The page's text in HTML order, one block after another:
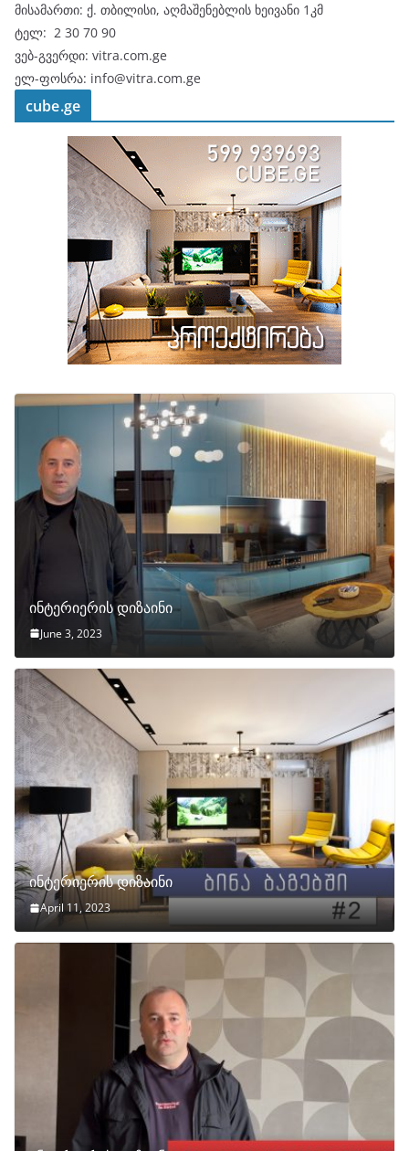
მისამართი: ქ. თბილისი, აღმაშენებლის ხეივანი 1კმ
ტელ: 2 30 70 90
ვებ-გვერდი: vitra.com.ge
ელ-ფოსრა: info@vitra.com.ge
cube.ge
ინტერიერის დიზაინი
June 3, 2023
ინტერიერის დიზაინი
April 11, 2023